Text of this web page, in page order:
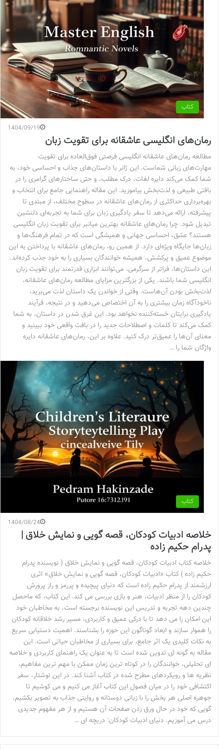
کتاب
1404/09/19
رمان‌های انگلیسی عاشقانه برای تقویت زبان
مطالعه رمان‌های عاشقانه انگلیسی فرصتی فوق‌العاده برای تقویت
مهارت‌های زبانی شماست. این ژانر با داستان‌های جذاب و احساسی خود، به
شما کمک می‌کند دایره لغات، درک مطلب، و حتی ساختارهای گرامری را در
بافتی طبیعی و لذت‌بخش بیاموزید. این مقاله راهنمایی جامع برای انتخاب و
بهره‌برداری حداکثری از رمان‌های عاشقانه در سطوح مختلف، از مبتدی تا
پیشرفته، ارائه می‌دهد تا سفر یادگیری زبان برای شما به تجربه‌ای دلنشین
تبدیل شود. چرا رمان‌های عاشقانه بهترین میانبر برای تقویت زبان انگلیسی
هستند؟ عشق، احساسی جهانی و همیشگی است که در تمام فرهنگ‌ها و
زبان‌ها جایگاه ویژه‌ای دارد. از همین رو، رمان‌های عاشقانه با پرداختن به این
موضوع عمیق و پرکشش، همیشه خوانندگان بسیاری را به خود جذب کرده‌اند.
این داستان‌ها، فراتر از سرگرمی، می‌توانند ابزاری قدرتمند برای تقویت زبان
انگلیسی شما باشند. یکی از بزرگترین مزایای مطالعه رمان‌های عاشقانه،
لذت‌بخش بودن آن‌هاست. وقتی از خواندن یک داستان لذت می‌برید،
ناخودآگاه زمان بیشتری را به آن اختصاص می‌دهید و در نتیجه، فرآیند
یادگیری برایتان خسته‌کننده نخواهد بود. این غرق شدن در داستان، به شما
کمک می‌کند تا کلمات و اصطلاحات جدید را در بافت واقعی خود ببینید و
معنای آن‌ها را عمیق‌تر درک کنید. علاوه بر این، رمان‌های عاشقانه دایره
واژگان شما را …
کتاب
1404/08/24
خلاصه ادبیات کودکان، قصه گویی و نمایش خلاق |
پدرام حکیم زاده
خلاصه کتاب ادبیات کودکان، قصه گویی و نمایش خلاق ( نویسنده پدرام
حکیم زاده ) کتاب «ادبیات کودکان، قصه گویی و نمایش خلاق» اثری
ارزشمند از پدرام حکیم زاده است که دنیای پیچیده و پررمز و راز پرورش
کودکان را از منظر ادبیات، هنر و بازی بررسی می کند. این کتاب، که ماحصل
چندین دهه تجربه و تدریس این نویسنده برجسته است، به مخاطبان خود
این امکان را می دهد تا با درکی عمیق و کاربردی، مسیر رشد خلاقانه کودکان
را هموار سازند و ابعاد گوناگون این حوزه را بشناسند. اهمیت دستیابی سریع
به نکات کلیدی یک اثر جامع، برای بسیاری از مخاطبان حیاتی است. این
مقاله به گونه ای تدوین شده است تا به عنوان یک راهنمای کاربردی و خلاصه
ای تحلیلی، خوانندگان را در کوتاه ترین زمان ممکن با مهم ترین مفاهیم،
نظریه ها و رویکردهای مطرح شده در کتاب آشنا کند. در این نوشتار، سفر
اکتشافی خود را در میان فصول این کتاب آغاز می کنیم و می کوشیم تا
جوهره اصلی هر بخش را با زبانی دوستانه و روایتی جذاب به تصویر بکشیم،
گویی که خود در حال ورق زدن صفحات آن هستیم و از هر مفهوم جدیدی
درس می آموزیم. دنیای ادبیات کودکان: دریچه ای …